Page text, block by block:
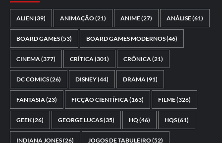
ALIEN(39) ANIMAÇÃO(21) ANIME(27) ANÁLISE(61)
BOARD GAMES(53) BOARD GAMES MODERNOS(46)
CINEMA(377) CRÍTICA(301) CRÔNICA(21)
DC COMICS(26) DISNEY(44) DRAMA(91)
FANTASIA(23) FICÇÃO CIENTÍFICA(163) FILME(326)
GEEK(26) GEORGE LUCAS(35) HQ(46) HQS(61)
INDIANA JONES(26) JOGOS DE TABULEIRO(52)